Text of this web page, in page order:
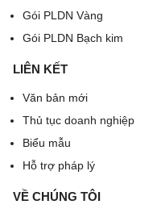
Gói PLDN Vàng
Gói PLDN Bạch kim
LIÊN KẾT
Văn bản mới
Thủ tục doanh nghiệp
Biểu mẫu
Hỗ trợ pháp lý
VỀ CHÚNG TÔI